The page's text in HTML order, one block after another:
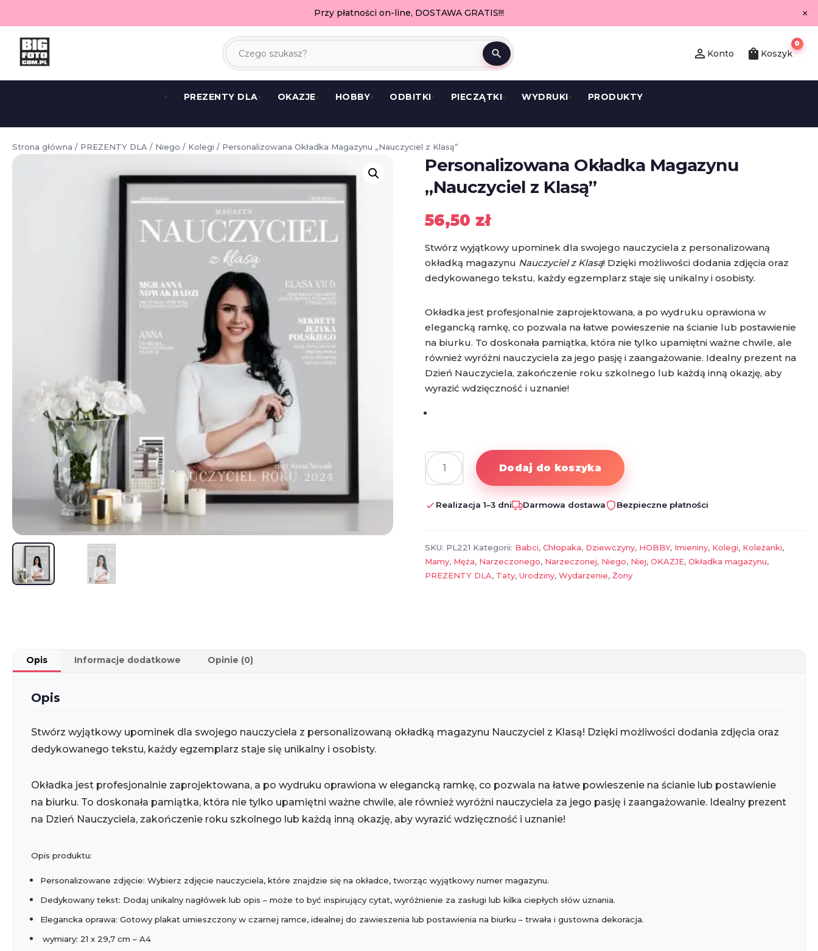
Przy płatności on-line, DOSTAWA GRATIS!!! ×
search person_outline Konto shopping_bag Koszyk
0
PREZENTY DLA OKAZJE HOBBY ODBITKI PIECZĄTKI WYDRUKI PRODUKTY
Strona główna / PREZENTY DLA / Niego / Kolegi / Personalizowana Okładka Magazynu „Nauczyciel z Klasą”
Personalizowana Okładka Magazynu
„Nauczyciel z Klasą”
56,50 zł
Stwórz wyjątkowy upominek dla swojego nauczyciela z personalizowaną
okładką magazynu Nauczyciel z Klasą! Dzięki możliwości dodania zdjęcia oraz
dedykowanego tekstu, każdy egzemplarz staje się unikalny i osobisty.
Okładka jest profesjonalnie zaprojektowana, a po wydruku oprawiona w
elegancką ramkę, co pozwala na łatwe powieszenie na ścianie lub postawienie
na biurku. To doskonała pamiątka, która nie tylko upamiętni ważne chwile, ale
również wyróżni nauczyciela za jego pasję i zaangażowanie. Idealny prezent na
Dzień Nauczyciela, zakończenie roku szkolnego lub każdą inną okazję, aby
wyrazić wdzięczność i uznanie!
ilość
Personalizowana
Okładka
z
Klasą”
Dodaj do koszyka
Realizacja 1–3 dni Darmowa dostawa Bezpieczne płatności
SKU: PL221 Kategorii: Babci,Chłopaka, Dziewczyny, HOBBY, Imieniny, Kolegi, Koleżanki,
Mamy, Męża, Narzeczonego, Narzeczonej, Niego, Niej,OKAZJE,Okładka magazynu,
PREZENTY DLA, Taty,Urodziny,Wydarzenie,Żony
Opis Informacje dodatkowe Opinie (0)
Opis
Stwórz wyjątkowy upominek dla swojego nauczyciela z personalizowaną okładką magazynu Nauczyciel z Klasą! Dzięki możliwości dodania zdjęcia oraz
dedykowanego tekstu, każdy egzemplarz staje się unikalny i osobisty.
Okładka jest profesjonalnie zaprojektowana, a po wydruku oprawiona w elegancką ramkę, co pozwala na łatwe powieszenie na ścianie lub postawienie
na biurku. To doskonała pamiątka, która nie tylko upamiętni ważne chwile, ale również wyróżni nauczyciela za jego pasję i zaangażowanie. Idealny prezent
na Dzień Nauczyciela, zakończenie roku szkolnego lub każdą inną okazję, aby wyrazić wdzięczność i uznanie!
Opis produktu:
Personalizowane zdjęcie: Wybierz zdjęcie nauczyciela, które znajdzie się na okładce, tworząc wyjątkowy numer magazynu.
Dedykowany tekst: Dodaj unikalny nagłówek lub opis – może to być inspirujący cytat, wyróżnienie za zasługi lub kilka ciepłych słów uznania.
Elegancka oprawa: Gotowy plakat umieszczony w czarnej ramce, idealnej do zawieszenia lub postawienia na biurku – trwała i gustowna dekoracja.
wymiary: 21 x 29,7 cm – A4